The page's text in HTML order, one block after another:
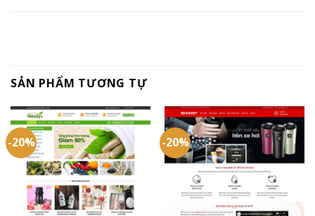
SẢN PHẨM TƯƠNG TỰ
-20% -20%